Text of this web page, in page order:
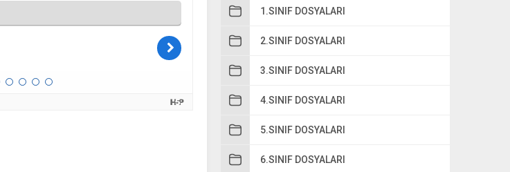
1.SINIF DOSYALARI
2.SINIF DOSYALARI
3.SINIF DOSYALARI
4.SINIF DOSYALARI
5.SINIF DOSYALARI
6.SINIF DOSYALARI